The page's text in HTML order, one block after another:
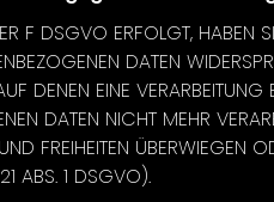
F DSGVO ERFOLGT, HABEN
DATEN
DENEN EINE
DATEN NICHT MEHR
FREIHEITEN
ABS. 1 DSGVO).